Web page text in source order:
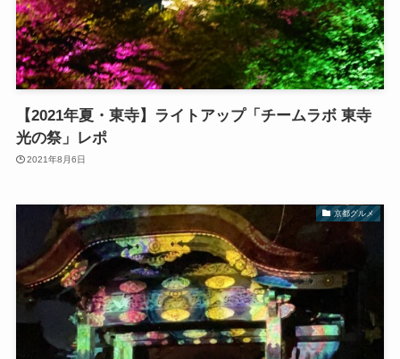
【2021年夏・東寺】ライトアップ「チームラボ 東寺
光の祭」レポ
2021年8月6日
京都グルメ